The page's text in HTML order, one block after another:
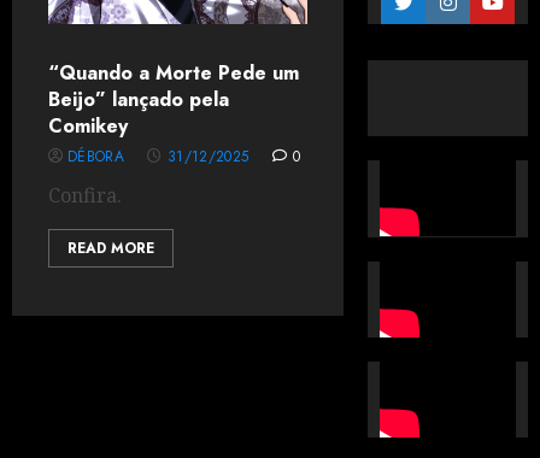
“Quando a Morte Pede um
Beijo” lançado pela
Comikey
DÉBORA 31/12/2025 0
Confira.
READ MORE